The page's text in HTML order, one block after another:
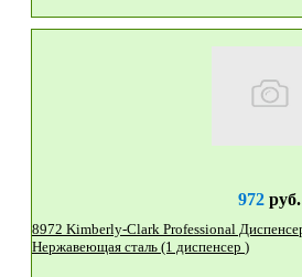
972руб.
8972 Kimberly-Clark Professional Диспенсер для туалетной бумаги -
Нержавеющая сталь (1 диспенсер )